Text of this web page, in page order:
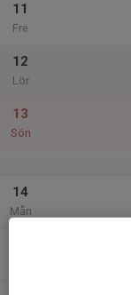
11
Fre
12
Lör
13
Sön
14
Mån